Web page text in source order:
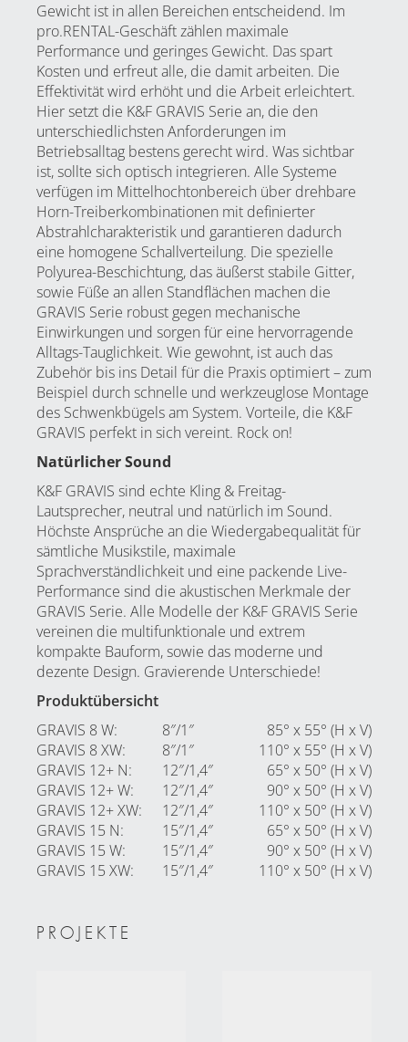
Gewicht ist in allen Bereichen entscheidend. Im
pro.RENTAL-Geschäft zählen maximale
Performance und geringes Gewicht. Das spart
Kosten und erfreut alle, die damit arbeiten. Die
Effektivität wird erhöht und die Arbeit erleichtert.
Hier setzt die K&F GRAVIS Serie an, die den
unterschiedlichsten Anforderungen im
Betriebsalltag bestens gerecht wird. Was sichtbar
ist, sollte sich optisch integrieren. Alle Systeme
verfügen im Mittelhochtonbereich über drehbare
Horn-Treiberkombinationen mit definierter
Abstrahlcharakteristik und garantieren dadurch
eine homogene Schallverteilung. Die spezielle
Polyurea-Beschichtung, das äußerst stabile Gitter,
sowie Füße an allen Standflächen machen die
GRAVIS Serie robust gegen mechanische
Einwirkungen und sorgen für eine hervorragende
Alltags-Tauglichkeit. Wie gewohnt, ist auch das
Zubehör bis ins Detail für die Praxis optimiert – zum
Beispiel durch schnelle und werkzeuglose Montage
des Schwenkbügels am System. Vorteile, die K&F
GRAVIS perfekt in sich vereint. Rock on!
Natürlicher Sound
K&F GRAVIS sind echte Kling & Freitag-
Lautsprecher, neutral und natürlich im Sound.
Höchste Ansprüche an die Wiedergabequalität für
sämtliche Musikstile, maximale
Sprachverständlichkeit und eine packende Live-
Performance sind die akustischen Merkmale der
GRAVIS Serie. Alle Modelle der K&F GRAVIS Serie
vereinen die multifunktionale und extrem
kompakte Bauform, sowie das moderne und
dezente Design. Gravierende Unterschiede!
Produktübersicht
GRAVIS 8 W: 8″/1″
85° x 55° (H x V)
GRAVIS 8 XW: 8″/1″
110° x 55° (H x V)
GRAVIS 12+ N: 12″/1,4″
65° x 50° (H x V)
GRAVIS 12+ W: 12″/1,4″
90° x 50° (H x V)
GRAVIS 12+ XW: 12″/1,4″
110° x 50° (H x V)
GRAVIS 15 N: 15″/1,4″
65° x 50° (H x V)
GRAVIS 15 W: 15″/1,4″
90° x 50° (H x V)
GRAVIS 15 XW: 15″/1,4″ 110° x 50° (H x V)
PROJEKTE